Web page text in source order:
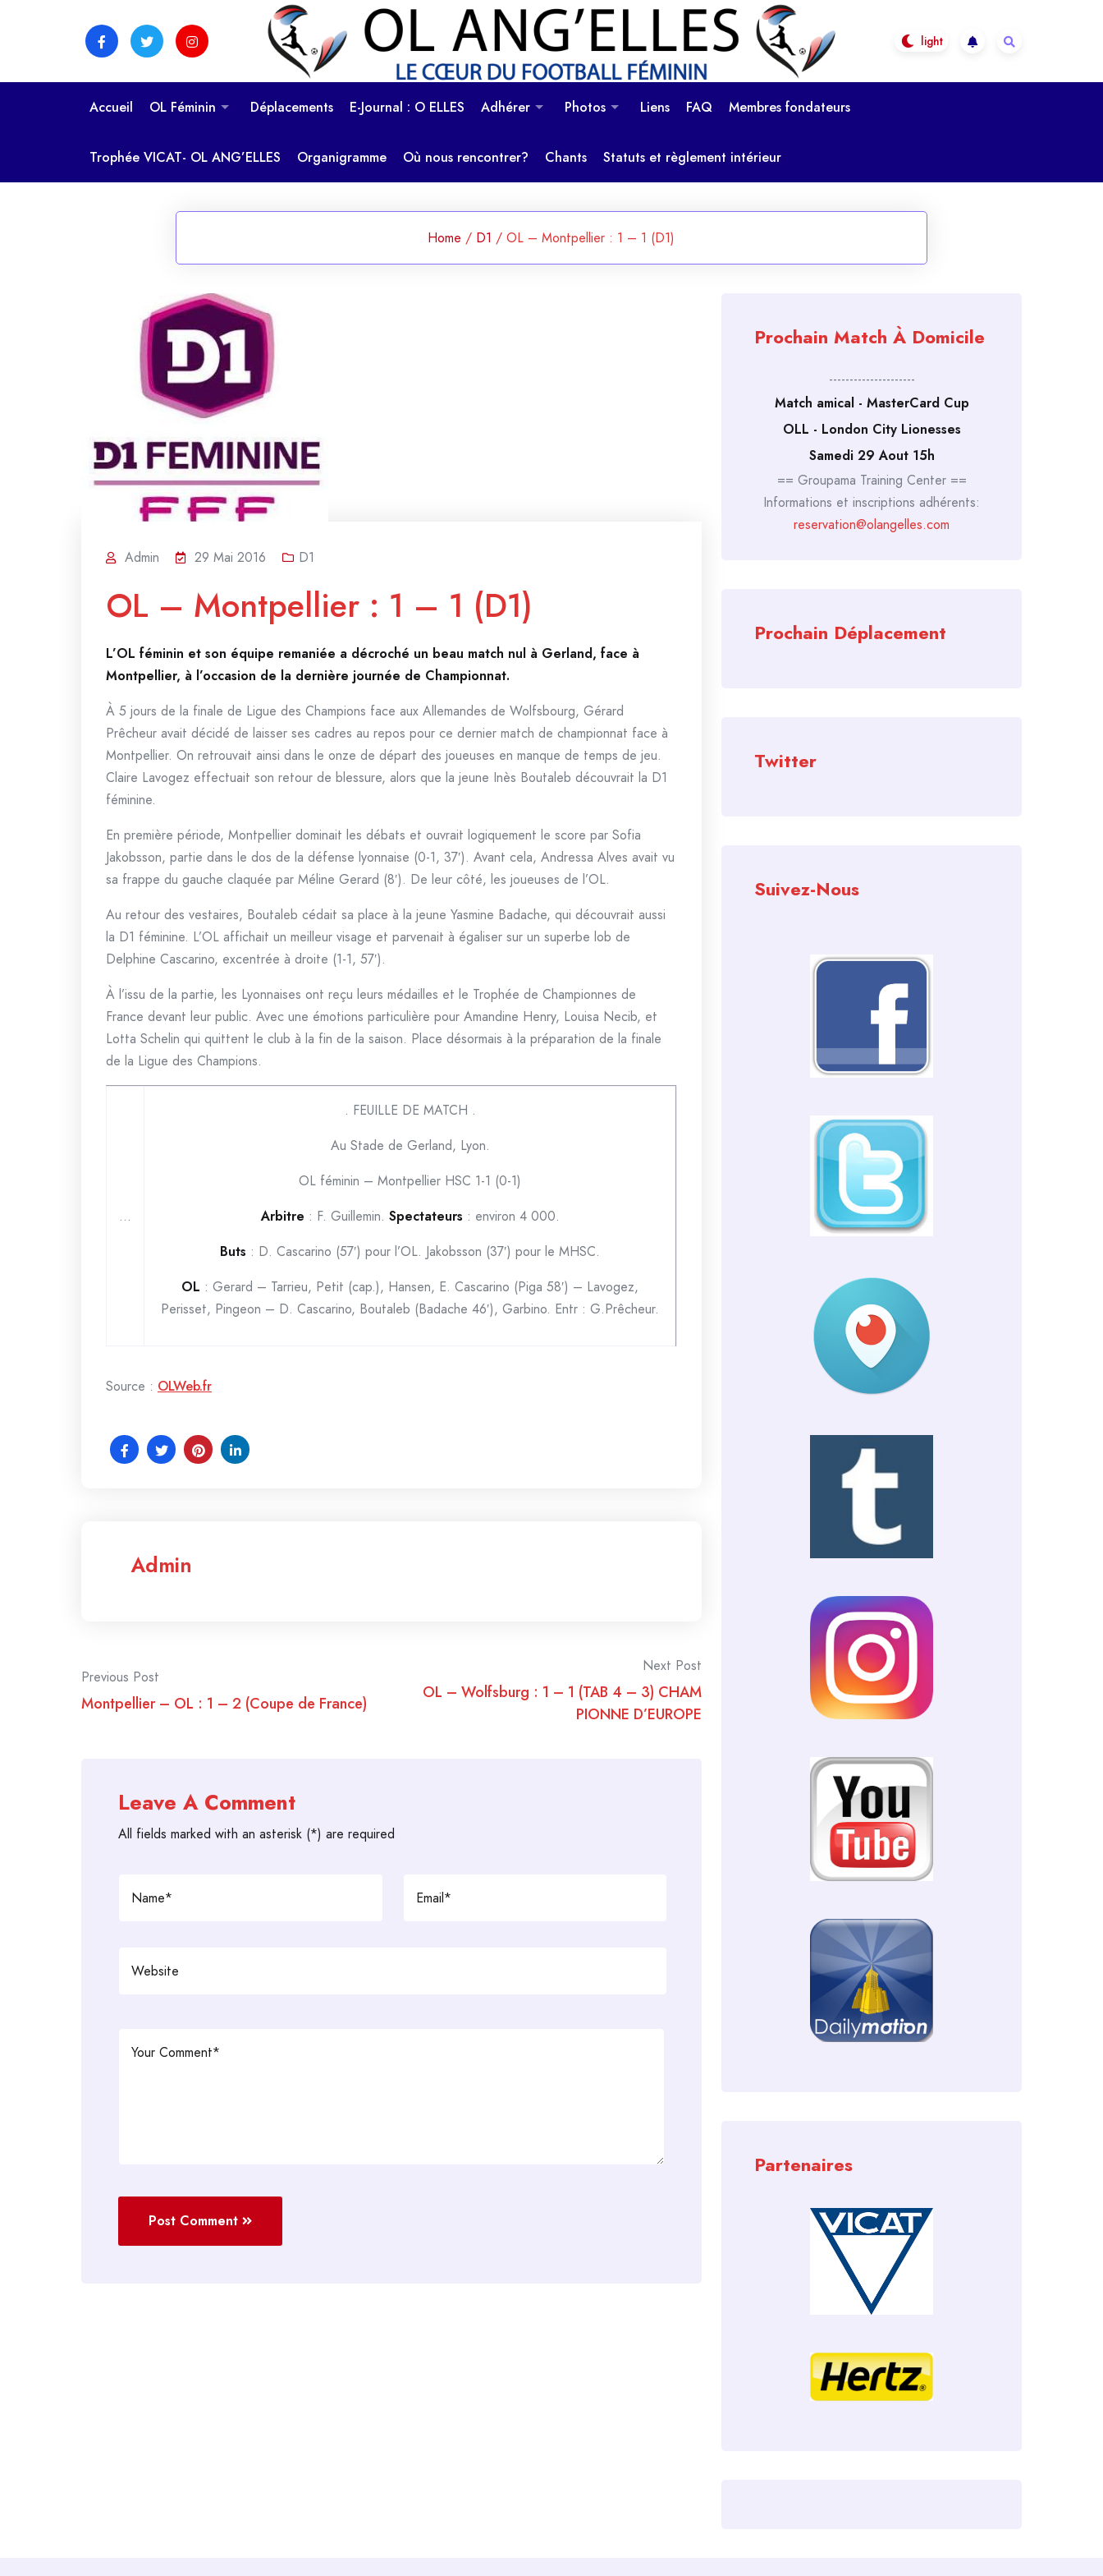
OL Ang'Elles
Le coeur du football féminin
Accueil OL Féminin Déplacements E-Journal : O ELLES Adhérer Photos Liens FAQ Membres fondateurs
Trophée VICAT- OL ANG’ELLES Organigramme Où nous rencontrer? Chants Statuts et règlement intérieur
Home / D1 / OL – Montpellier : 1 – 1 (D1)
Admin 29 Mai 2016 D1
OL – Montpellier : 1 – 1 (D1)
L’OL féminin et son équipe remaniée a décroché un beau match nul à Gerland, face à
Montpellier, à l’occasion de la dernière journée de Championnat.
À 5 jours de la finale de Ligue des Champions face aux Allemandes de Wolfsbourg, Gérard
Prêcheur avait décidé de laisser ses cadres au repos pour ce dernier match de championnat face à
Montpellier. On retrouvait ainsi dans le onze de départ des joueuses en manque de temps de jeu.
Claire Lavogez effectuait son retour de blessure, alors que la jeune Inès Boutaleb découvrait la D1
féminine.
En première période, Montpellier dominait les débats et ouvrait logiquement le score par Sofia
Jakobsson, partie dans le dos de la défense lyonnaise (0-1, 37′). Avant cela, Andressa Alves avait vu
sa frappe du gauche claquée par Méline Gerard (8′). De leur côté, les joueuses de l’OL.
Au retour des vestaires, Boutaleb cédait sa place à la jeune Yasmine Badache, qui découvrait aussi
la D1 féminine. L’OL affichait un meilleur visage et parvenait à égaliser sur un superbe lob de
Delphine Cascarino, excentrée à droite (1-1, 57′).
À l’issu de la partie, les Lyonnaises ont reçu leurs médailles et le Trophée de Championnes de
France devant leur public. Avec une émotions particulière pour Amandine Henry, Louisa Necib, et
Lotta Schelin qui quittent le club à la fin de la saison. Place désormais à la préparation de la finale
de la Ligue des Champions.
…
. FEUILLE DE MATCH .
Au Stade de Gerland, Lyon.
OL féminin – Montpellier HSC 1-1 (0-1)
Arbitre : F. Guillemin. Spectateurs : environ 4 000.
Buts : D. Cascarino (57′) pour l’OL. Jakobsson (37′) pour le MHSC.
OL : Gerard – Tarrieu, Petit (cap.), Hansen, E. Cascarino (Piga 58′) – Lavogez,
Perisset, Pingeon – D. Cascarino, Boutaleb (Badache 46′), Garbino. Entr : G.Prêcheur.
Source : OLWeb.fr
Admin
Post
navigation
Previous Post
Montpellier – OL : 1 – 2 (Coupe de France)
Next Post
OL – Wolfsburg : 1 – 1 (TAB 4 – 3) CHAM
PIONNE D’EUROPE
Leave A Comment
All fields marked with an asterisk (*) are required
Post Comment
Prochain Match À Domicile
---------------------
Match amical - MasterCard Cup
OLL - London City Lionesses
Samedi 29 Aout 15h
== Groupama Training Center ==
Informations et inscriptions adhérents:
reservation@olangelles.com
Prochain Déplacement
Twitter
Suivez-Nous
Partenaires